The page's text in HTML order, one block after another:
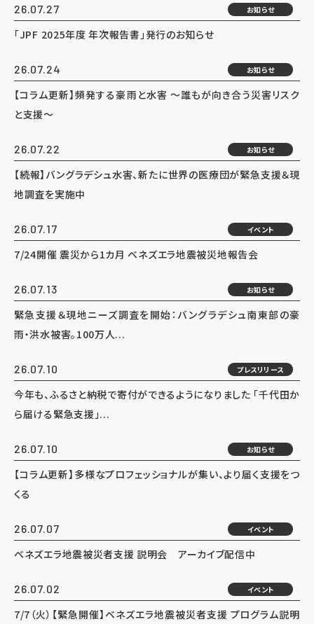
26.07.27 お知らせ
「JPF 2025年度 年次報告書」発行のお知らせ
26.07.24 お知らせ
【コラム更新】頻発する豪雨と水害 ～誰もが向き合う災害リスク
と支援～
26.07.22 お知らせ
【続報】バングラデシュ水害、新たに世界の医療団が緊急支援＆現
地調査を実施中
26.07.17 イベント
7/24開催 震災から1カ月 ベネズエラ地震被災地報告会
26.07.13 お知らせ
緊急支援＆現地ニーズ調査を開始：バングラデシュ南東部の豪
雨・洪水被害。100万人...
26.07.10 プレスリリース
今年も、ふるさと納税で寄付ができるようになりました 「千代田か
ら届ける緊急支援」...
26.07.10 お知らせ
【コラム更新】多様なプロフェッショナルが集い、より届く支援をつ
くる
26.07.07 イベント
ベネズエラ地震被災者支援 説明会 アーカイブ配信中
26.07.02 イベント
7/7（火）【緊急開催】ベネズエラ地震被災者支援 プログラム説明